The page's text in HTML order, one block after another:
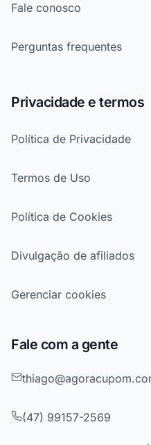
Fale conosco
Perguntas frequentes
Privacidade e termos
Política de Privacidade
Termos de Uso
Política de Cookies
Divulgação de afiliados
Gerenciar cookies
Fale com a gente
(47) 99157-2569